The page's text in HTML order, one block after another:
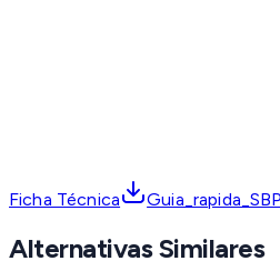
Ficha Técnica
Alternativas Similares